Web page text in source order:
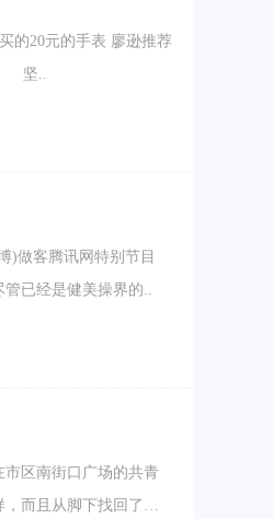
的20元的手表 廖逊推荐
坚..
管已经是健美操界的..
区南街口广场的共青
而且从脚下找回了自